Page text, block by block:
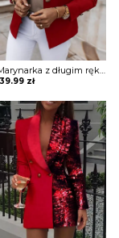
Marynarka z długim rękawem guzikami kurtka Darin
zł